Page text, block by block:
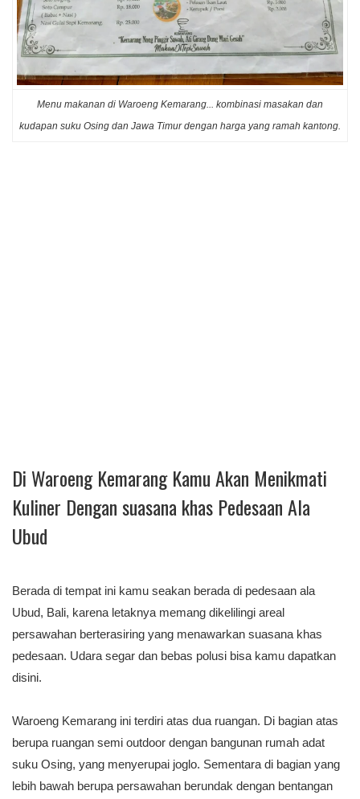
Menu makanan di Waroeng Kemarang... kombinasi masakan dan
kudapan suku Osing dan Jawa Timur dengan harga yang ramah kantong.
Di Waroeng Kemarang Kamu Akan Menikmati
Kuliner Dengan suasana khas Pedesaan Ala
Ubud
Berada di tempat ini kamu seakan berada di pedesaan ala
Ubud, Bali, karena letaknya memang dikelilingi areal
persawahan berterasiring yang menawarkan suasana khas
pedesaan. Udara segar dan bebas polusi bisa kamu dapatkan
disini.
Waroeng Kemarang ini terdiri atas dua ruangan. Di bagian atas
berupa ruangan semi outdoor dengan bangunan rumah adat
suku Osing, yang menyerupai joglo. Sementara di bagian yang
lebih bawah berupa persawahan berundak dengan bentangan